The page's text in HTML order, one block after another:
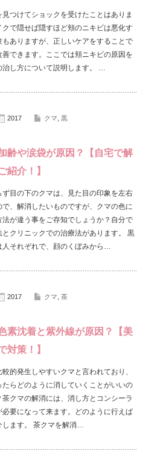
つけてショックを受けたことはありま
クで隠せば隠すほど頬のニキビは悪化す
もありますが、正しいケアをすることで
善できます。ここでは頬ニキビの原因を
治し方について説明します。 …
2017 クマ 黒
齢や涙袋が原因？【自宅で解
紹介！】
ず目の下のクマは、見た目の印象を左右
で、解消したいものですが、クマの色に
法が違う事をご存知でしょうか？自分で
とクリニックでの治療法があります。 黒
人それぞれで、顔のくぼみから…
2017 クマ 茶
素沈着と紫外線が原因？【美
対策！】
的発生しやすいクマと言われており、
たらどのように消していくことがいいの
クマの解消には、消し方とコンシーラ
必要になって来ます。どのように行えば
します。 茶クマを解消…